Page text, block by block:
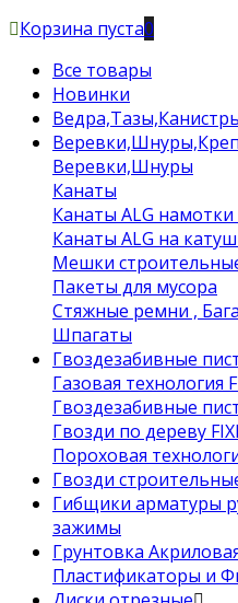
Корзина пуста0
Все товары
Новинки
Веревки,Шнуры
Канаты
Канаты ALG намотки
Канаты ALG на
Мешки
Пакеты для мусора
Стяжные ремни ,
Шпагаты
Гвоздезабивные
Газовая технология
Гвоздезабивные
Гвозди по дереву
Пороховая
Гвозди
Гибщики арматуры
зажимы
Грунтовка
Пластификаторы и